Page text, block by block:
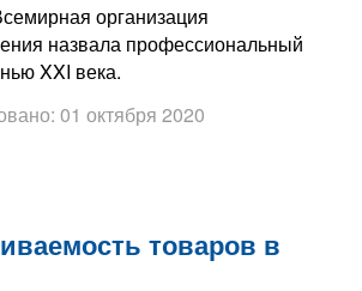
организация
назвала профессиональный
XXI века.
01 октября 2020
товаров в